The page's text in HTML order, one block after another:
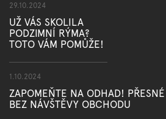
29.10.2024
UŽ VÁS SKOLILA
PODZIMNÍ RÝMA?
TOTO VÁM POMŮŽE!
1.10.2024
ZAPOMEŇTE NA ODHAD!
BEZ NÁVŠTĚVY OBCHODU